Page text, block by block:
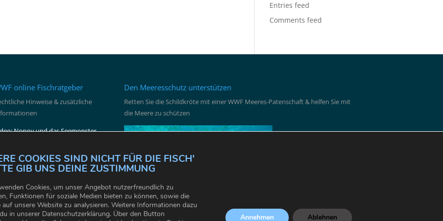
Entries feed
Comments feed
online Fischratgeber
Hinweise & zusätzliche
Nonoy und das Seemonster
Settings
Den Meeresschutz unterstützen
Retten Sie die Schildkröte mit einer WWF Meeres-Patenschaft & helfen Sie mit
die Meere zu schützen
Jetzt den Meeressschutz unterstützen ➜
COOKIES SIND NICHT FÜR DIE FISCH'
GIB UNS DEINE ZUSTIMMUNG
Cookies, um unser Angebot nutzerfreundlich zu
Funktionen für soziale Medien bieten zu können, sowie die
unsere Website zu analysieren. Weitere Informationen dazu
in unserer Datenschutzerklärung. Über den Button
Annehmen Ablehnen